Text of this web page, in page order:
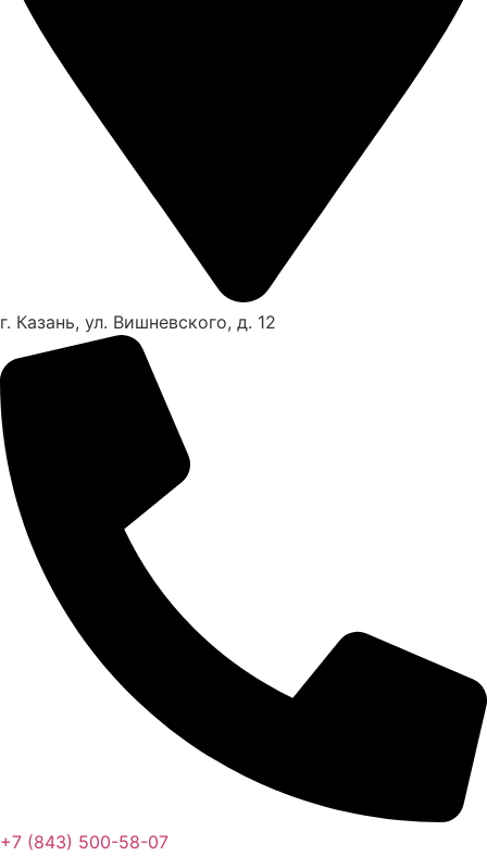
г. Казань, ул. Вишневского, д. 12
+7 (843) 500-58-07